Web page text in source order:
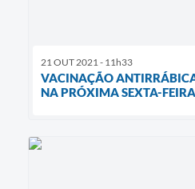
21 OUT 2021 - 11h33
VACINAÇÃO
NA PRÓXIMA SEXTA-FEIRA